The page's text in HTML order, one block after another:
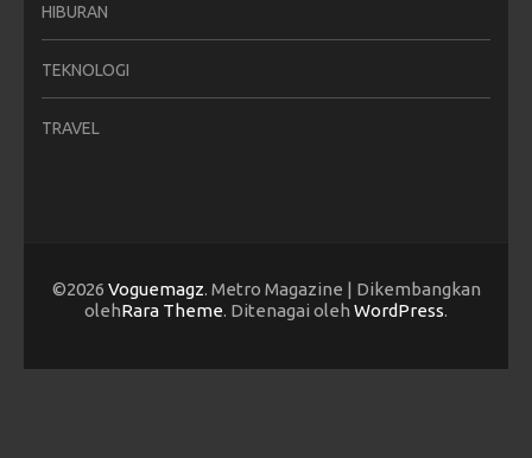
HIBURAN
TEKNOLOGI
TRAVEL
©2026 Voguemagz. Metro Magazine | Dikembangkan
olehRara Theme. Ditenagai oleh WordPress.